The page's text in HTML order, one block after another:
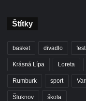
Štítky
basket divadlo
Krásná Lípa Loreta
Rumburk sport
Šluknov škola